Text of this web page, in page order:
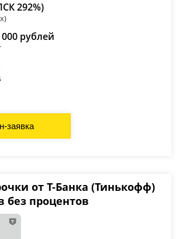
292%)
рублей
заявка
от Т-Банка (Тинькофф)
без процентов